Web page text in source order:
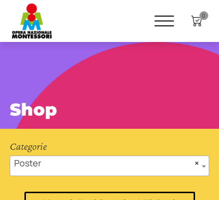
0
Shop
Categorie
×
Poster